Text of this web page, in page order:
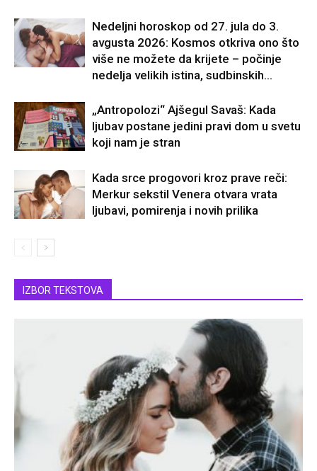
Nedeljni horoskop od 27. jula do 3.
avgusta 2026: Kosmos otkriva ono što
više ne možete da krijete – počinje
nedelja velikih istina, sudbinskih...
„Antropolozi“ Ajšegul Savaš: Kada
ljubav postane jedini pravi dom u svetu
koji nam je stran
Kada srce progovori kroz prave reči:
Merkur sekstil Venera otvara vrata
ljubavi, pomirenja i novih prilika
IZBOR TEKSTOVA